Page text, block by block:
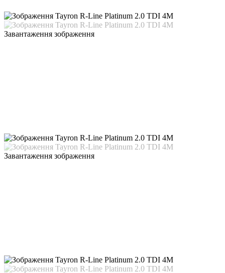
Завантаження зображення
Завантаження зображення